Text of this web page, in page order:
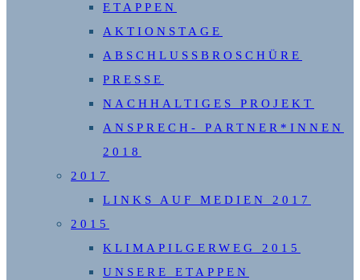
ETAPPEN
AKTIONSTAGE
ABSCHLUSSBROSCHÜRE
PRESSE
NACHHALTIGES PROJEKT
ANSPRECH- PARTNER*INNEN
2018
2017
LINKS AUF MEDIEN 2017
2015
KLIMAPILGERWEG 2015
UNSERE ETAPPEN